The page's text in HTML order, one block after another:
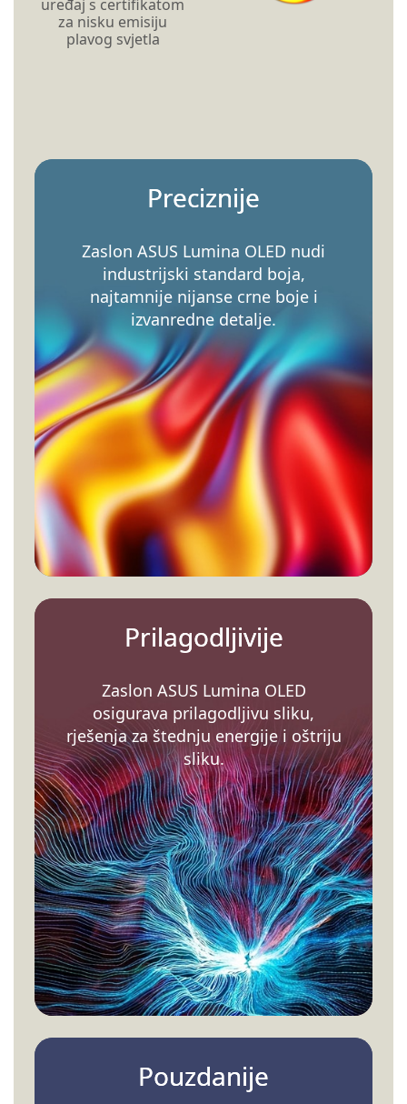
uređaj s certifikatom
za nisku emisiju
plavog svjetla
Preciznije
Zaslon ASUS Lumina OLED nudi
industrijski standard boja,
najtamnije nijanse crne boje i
izvanredne detalje.
Prilagodljivije
Zaslon ASUS Lumina OLED
osigurava prilagodljivu sliku,
rješenja za štednju energije i oštriju
sliku.
Pouzdanije